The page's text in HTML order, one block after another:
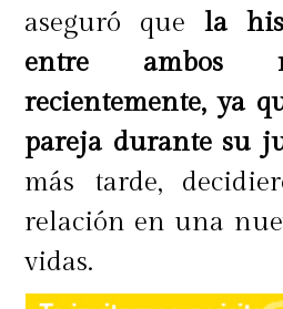
aseguró quela
entre ambos
recientemente, ya
pareja durante su
más tarde,
relación en una
vidas.